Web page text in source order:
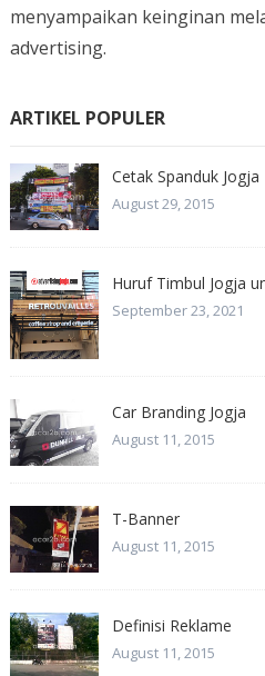
menyampaikan keinginan
advertising.
ARTIKEL POPULER
Cetak Spanduk Jogja
August 29, 2015
Huruf Timbul Jogja
September 23, 2021
Car Branding Jogja
August 11, 2015
T-Banner
August 11, 2015
Definisi Reklame
August 11, 2015